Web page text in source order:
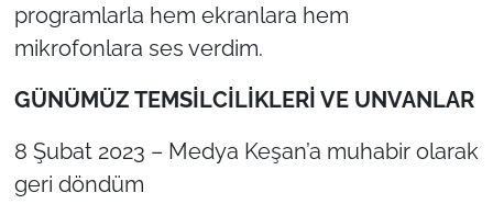
programlarla hem ekranlara hem
mikrofonlara ses verdim.
GÜNÜMÜZ TEMSİLCİLİKLERİ VE UNVANLAR
8 Şubat 2023 – Medya Keşan’a muhabir olarak
geri döndüm